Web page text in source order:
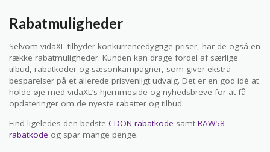
Rabatmuligheder
Selvom vidaXL tilbyder konkurrencedygtige priser, har de også en
række rabatmuligheder. Kunden kan drage fordel af særlige
tilbud, rabatkoder og sæsonkampagner, som giver ekstra
besparelser på et allerede prisvenligt udvalg. Det er en god idé at
holde øje med vidaXL’s hjemmeside og nyhedsbreve for at få
opdateringer om de nyeste rabatter og tilbud.
Find ligeledes den bedste CDON rabatkode samt RAW58
rabatkode og spar mange penge.